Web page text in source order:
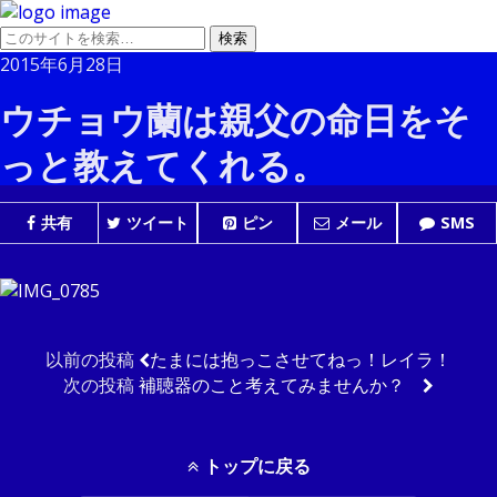
2015年6月28日
ウチョウ蘭は親父の命日をそ
っと教えてくれる。
共有 ツイート ピン メール SMS
以前の投稿
たまには抱っこさせてねっ！レイラ！
次の投稿補聴器のこと考えてみませんか？
トップに戻る